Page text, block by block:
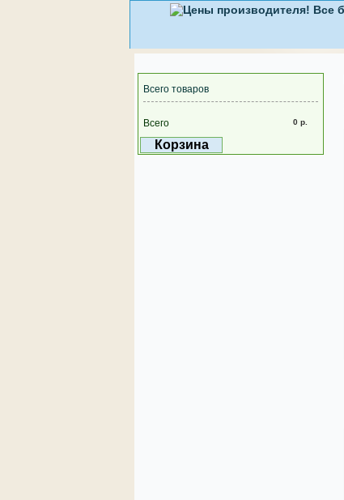
Всего товаров
Всего 0 р.
Корзина